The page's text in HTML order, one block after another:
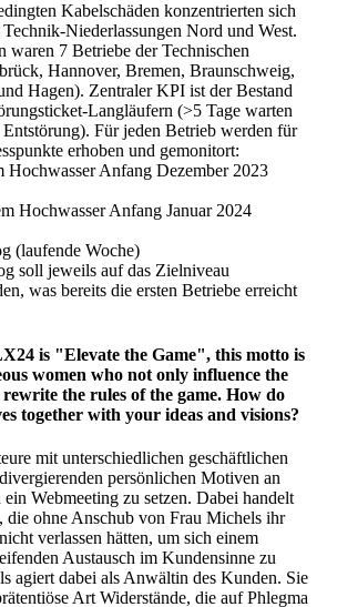
Kabelschäden konzentrierten sich
Niederlassungen Nord und West.
waren 7 Betriebe der Technischen
Hannover, Bremen, Braunschweig,
Hagen). Zentraler KPI ist der Bestand
Langläufern (>5 Tage warten
Für jeden Betrieb werden für
erhoben und gemonitort:
Hochwasser Anfang Dezember 2023
Hochwasser Anfang Januar 2024
(laufende Woche)
soll jeweils auf das Zielniveau
was bereits die ersten Betriebe erreicht
is "Elevate the Game", this motto is
women who not only influence the
rewrite the rules of the game. How do
together with your ideas and visions?
mit unterschiedlichen geschäftlichen
persönlichen Motiven an
Webmeeting zu setzen. Dabei handelt
die ohne Anschub von Frau Michels ihr
verlassen hätten, um sich einem
Austausch im Kundensinne zu
agiert dabei als Anwältin des Kunden. Sie
Art Widerstände, die auf Phlegma